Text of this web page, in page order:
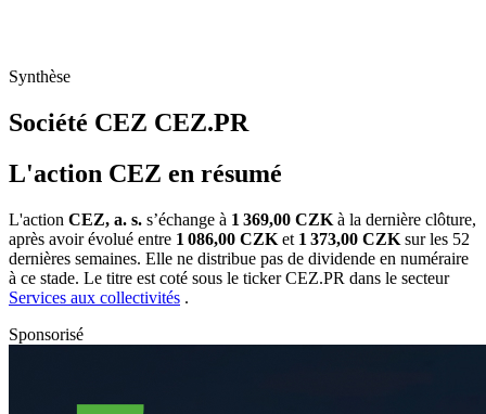
Synthèse
Société CEZ CEZ.PR
L'action CEZ en résumé
L'action CEZ, a. s. s’échange à 1 369,00 CZK à la dernière clôture,
après avoir évolué entre 1 086,00 CZK et 1 373,00 CZK sur les 52
dernières semaines. Elle ne distribue pas de dividende en numéraire
à ce stade. Le titre est coté sous le tickerCEZ.PR dans le secteur
Services aux collectivités .
Sponsorisé